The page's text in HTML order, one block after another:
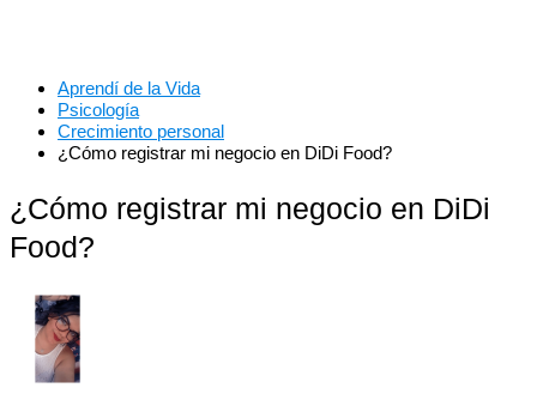
Aprendí de la Vida
Psicología
Crecimiento personal
¿Cómo registrar mi negocio en DiDi Food?
¿Cómo registrar mi negocio en DiDi
Food?